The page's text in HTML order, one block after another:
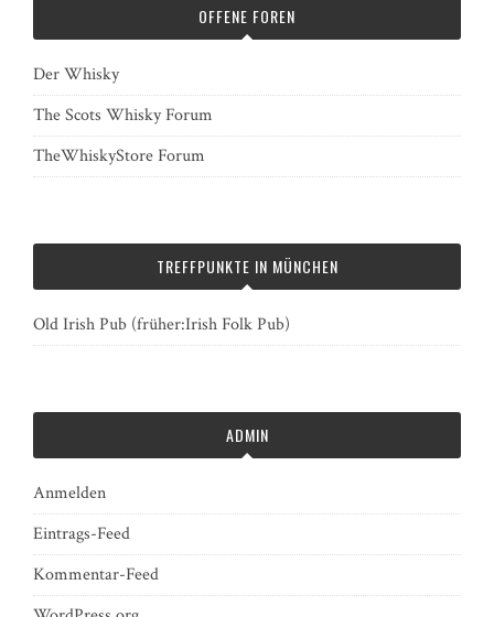
OFFENE FOREN
Der Whisky
The Scots Whisky Forum
TheWhiskyStore Forum
TREFFPUNKTE IN MÜNCHEN
Old Irish Pub (früher:Irish Folk Pub)
ADMIN
Anmelden
Eintrags-Feed
Kommentar-Feed